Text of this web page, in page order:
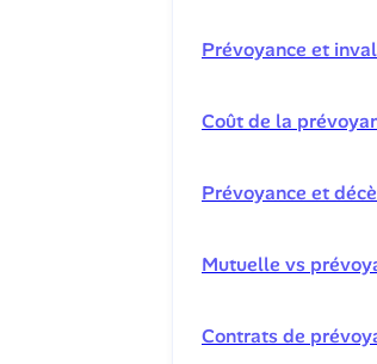
Prévoyance et
Coût de la
Prévoyance et
Mutuelle vs
Contrats de